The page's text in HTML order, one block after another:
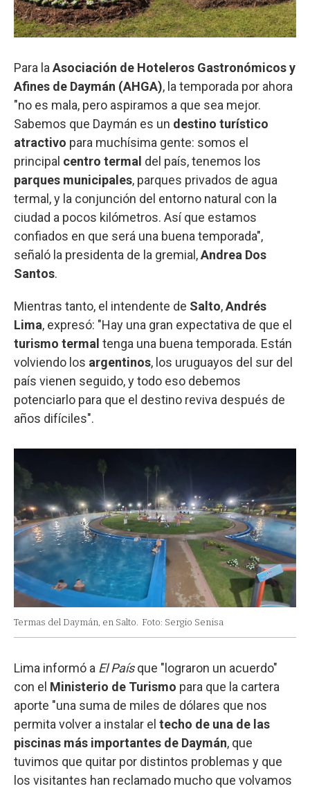
Para la Asociación de Hoteleros Gastronómicos y
Afines de Daymán (AHGA), la temporada por ahora
"no es mala, pero aspiramos a que sea mejor.
Sabemos que Daymán es un destino turístico
atractivo para muchísima gente: somos el
principal centro termal del país, tenemos los
parques municipales, parques privados de agua
termal, y la conjunción del entorno natural con la
ciudad a pocos kilómetros. Así que estamos
confiados en que será una buena temporada",
señaló la presidenta de la gremial,Andrea Dos
Santos.
Mientras tanto, el intendente de Salto,Andrés
Lima, expresó: "Hay una gran expectativa de que el
turismo termal tenga una buena temporada. Están
volviendo los argentinos, los uruguayos del sur del
país vienen seguido, y todo eso debemos
potenciarlo para que el destino reviva después de
años difíciles".
Termas del Daymán, en Salto. Foto: Sergio Senisa
Lima informó a El Paísque "lograron un acuerdo"
con el Ministerio de Turismo para que la cartera
aporte "una suma de miles de dólares que nos
permita volver a instalar el techo de una de las
piscinas más importantes de Daymán, que
tuvimos que quitar por distintos problemas y que
los visitantes han reclamado mucho que volvamos